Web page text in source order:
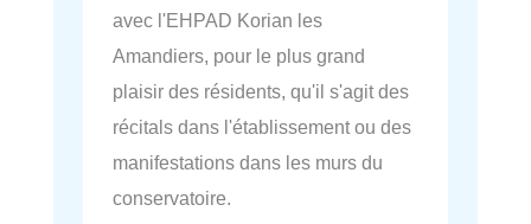
avec l'EHPAD Korian les
Amandiers, pour le plus grand
plaisir des résidents, qu'il s'agit des
récitals dans l'établissement ou des
manifestations dans les murs du
conservatoire.